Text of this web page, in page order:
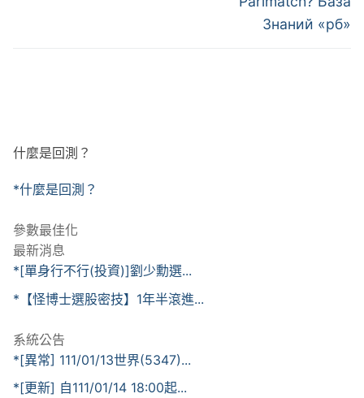
Знаний «рб»
什麼是回測？
*什麼是回測？
參數最佳化
最新消息
*[單身行不行(投資)]劉少勳選...
*【怪博士選股密技】1年半滾進...
系統公告
*[異常] 111/01/13世界(5347)...
*[更新] 自111/01/14 18:00起...